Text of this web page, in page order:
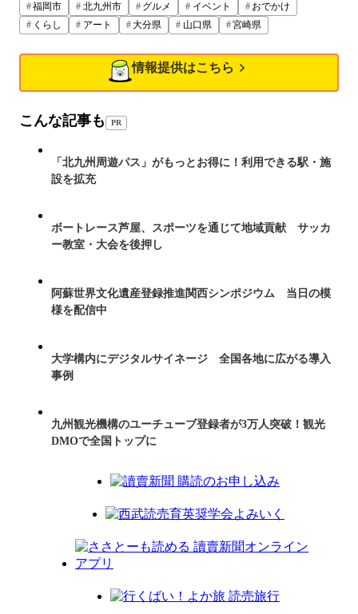
福岡市 北九州市 グルメ イベント
おでかけ
くらし
アート 大分県 山口県 宮崎県
情報提供はこちら
こんな記事も PR
「北九州周遊パス」がもっとお得に！利用できる駅・施
設を拡充
ボートレース芦屋、スポーツを通じて地域貢献 サッカ
ー教室・大会を後押し
阿蘇世界文化遺産登録推進関西シンポジウム 当日の模
様を配信中
大学構内にデジタルサイネージ 全国各地に広がる導入
事例
九州観光機構のユーチューブ登録者が3万人突破！観光
DMOで全国トップに